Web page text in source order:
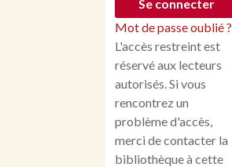
Mot de passe oublié ?
L'accès restreint est
réservé aux lecteurs
autorisés. Si vous
rencontrez un
problème d'accès,
merci de contacter la
bibliothèque à cette